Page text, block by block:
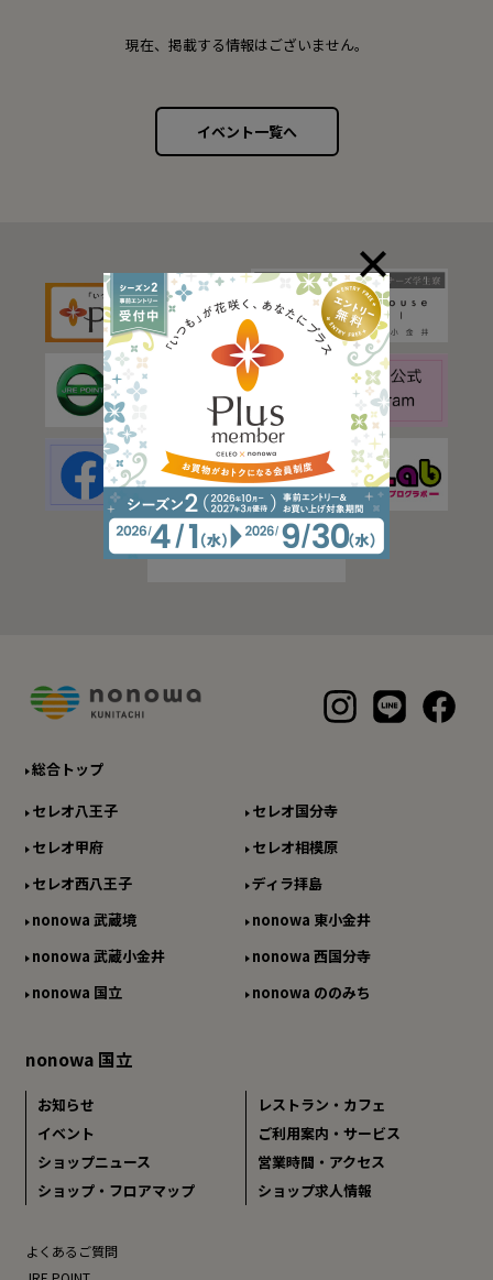
現在、掲載する情報はございません。
イベント一覧へ
総合トップ
セレオ八王子
セレオ国分寺
セレオ甲府
セレオ相模原
セレオ西八王子
ディラ拝島
nonowa 武蔵境
nonowa 東小金井
nonowa 武蔵小金井
nonowa 西国分寺
nonowa 国立
nonowa ののみち
nonowa 国立
お知らせ
イベント
ショップニュース
ショップ・フロアマップ
レストラン・カフェ
ご利用案内・サービス
営業時間・アクセス
ショップ求人情報
よくあるご質問